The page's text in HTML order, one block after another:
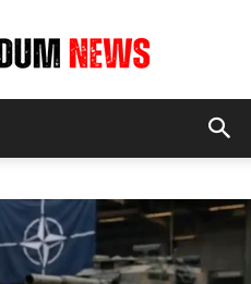
News